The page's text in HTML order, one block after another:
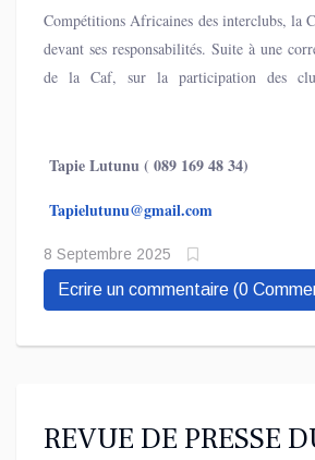
infligées pour diverses infractions, le
nationale a réalisé 5 milliards de francs
sans précédent. Selon les chiffres
fois celles de 2023.
Compétitions Africaines des interclubs, la
devant ses responsabilités. Suite à une
de la Caf, sur la participation des
avec la Linafoot et les présidents des clubs
Tapie Lutunu ( 089 169 48 34)
Tapielutunu@gmail.com
8 Septembre 2025
Ecrire un commentaire (0
REVUE DE PRESSE